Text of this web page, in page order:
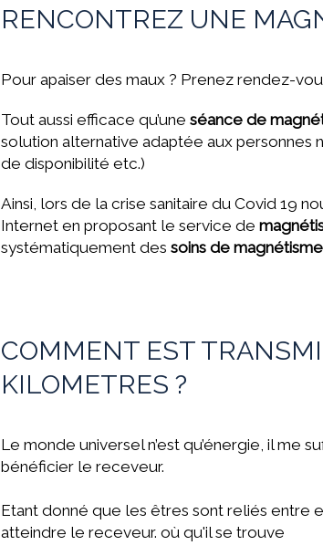
RENCONTREZ UNE
Pour apaiser des maux ? Prenez rendez-
Tout aussi efficace qu’une séance de
solution alternative adaptée aux
de disponibilité etc.)
Ainsi, lors de la crise sanitaire du Covid 19
Internet en proposant le service de
systématiquement des soins de
COMMENT EST
KILOMETRES ?
Le monde universel n’est qu’énergie, il me
bénéficier le receveur.
Etant donné que les êtres sont reliés entre
atteindre le receveur. où qu'il se trouve